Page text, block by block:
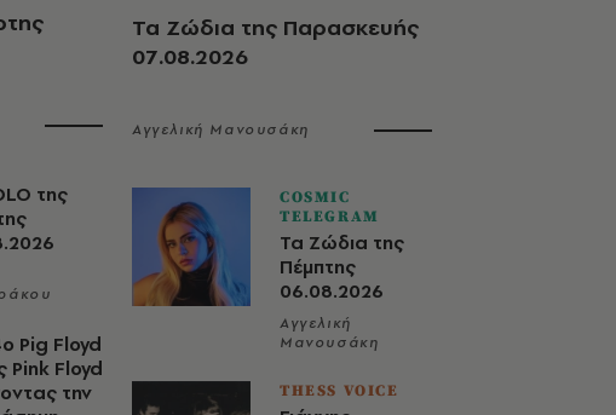
της
Pig Floyd
Pink Floyd
την
Τα Ζώδια της Παρασκευής
07.08.2026
Αγγελική Μανουσάκη
COSMIC
TELEGRAM
Τα Ζώδια της
Πέμπτης
06.08.2026
Αγγελική
Μανουσάκη
THESS VOICE